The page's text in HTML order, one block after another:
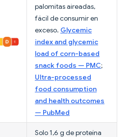
palomitas aireadas,
fácil de consumir en
exceso. Glycemic
index and glycemic
load of corn-based
snack foods — PMC;
Ultra-processed
food consumption
and health outcomes
— PubMed
Solo 1,6 g de proteína